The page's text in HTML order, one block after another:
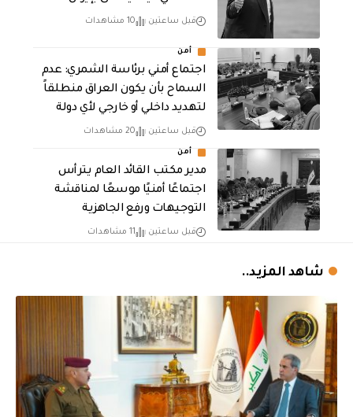
قبل ساعتين 10 مشاهدات
أمن
اجتماع أمني برئاسة الشمري: عدم
السماح بأن يكون العراق منطلقاً
لتهديد داخلي أو خارجي لأي دولة
قبل ساعتين 20 مشاهدات
أمن
مدير مكتب القائد العام يترأس
اجتماعًا أمنيًا موسعًا لمناقشة
التوجيهات ورفع الجاهزية
قبل ساعتين 11 مشاهدات
شاهد المزيد..